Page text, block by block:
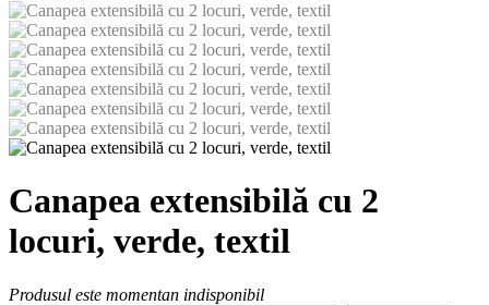
Canapea extensibilă cu 2
locuri, verde, textil
Produsul este momentan indisponibil